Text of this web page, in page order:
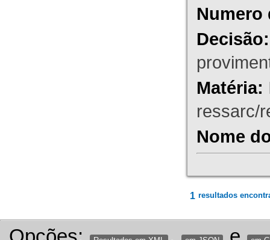
Numero
Decisão:
Matéria:
ressarc/
Nome
1 resultados